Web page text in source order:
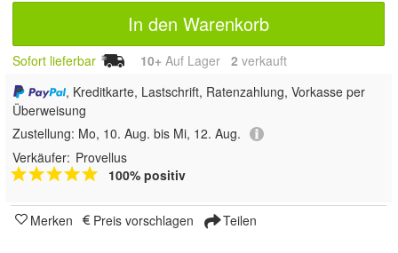
In den Warenkorb
Sofort lieferbar 10+ Auf Lager 2 verkauft
, Kreditkarte, Lastschrift, Ratenzahlung, Vorkasse per
Überweisung
Zustellung: Mo, 10. Aug. bis Mi, 12. Aug.
Verkäufer: Provellus
100% positiv
Merken Preis vorschlagen Teilen